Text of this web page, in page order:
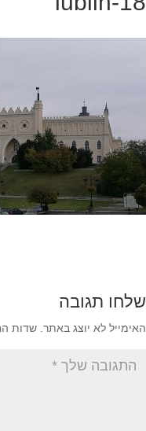
שלחו תגובה
האימייל לא יוצג באתר. שדות